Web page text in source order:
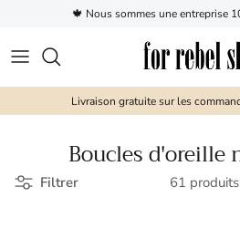
Aller au contenu🍁 Nous sommes une entreprise
Livraison gratuite sur les
Boucles d'oreille
Filtrer 61 produits